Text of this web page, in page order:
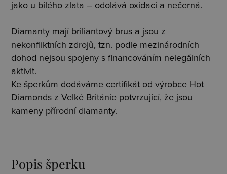
jako u bílého zlata – odolává oxidaci a nečerná.
Diamanty mají briliantový brus a jsou z
nekonfliktních zdrojů, tzn. podle mezinárodních
dohod nejsou spojeny s financováním nelegálních
aktivit.
Ke šperkům dodáváme certifikát od výrobce Hot
Diamonds z Velké Británie potvrzující, že jsou
kameny přírodní diamanty.
Popis šperku